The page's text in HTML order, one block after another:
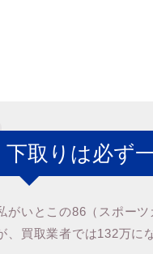
下取りは必ず
がいとこの86（スポー
、買取業者では132万に